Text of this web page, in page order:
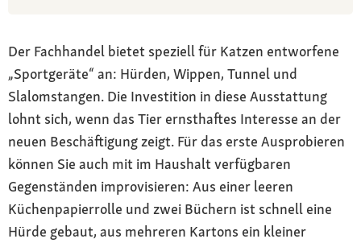
Der Fachhandel bietet speziell für Katzen entworfene
„Sportgeräte“ an: Hürden, Wippen, Tunnel und
Slalomstangen. Die Investition in diese Ausstattung
lohnt sich, wenn das Tier ernsthaftes Interesse an der
neuen Beschäftigung zeigt. Für das erste Ausprobieren
können Sie auch mit im Haushalt verfügbaren
Gegenständen improvisieren: Aus einer leeren
Küchenpapierrolle und zwei Büchern ist schnell eine
Hürde gebaut, aus mehreren Kartons ein kleiner